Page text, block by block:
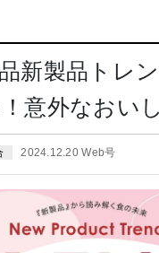
新製品トレ
意外なおい
2024.12.20 Web号